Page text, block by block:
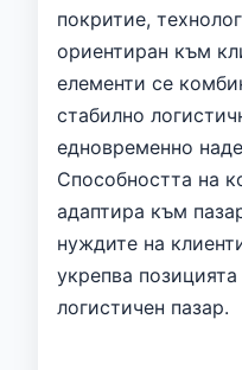
покритие,
ориентиран към
елементи се
стабилно
едновременно
Способността на
адаптира към
нуждите на
укрепва
логистичен пазар.